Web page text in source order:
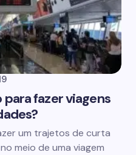
para fazer viagens
um trajetos de curta
meio de uma viagem